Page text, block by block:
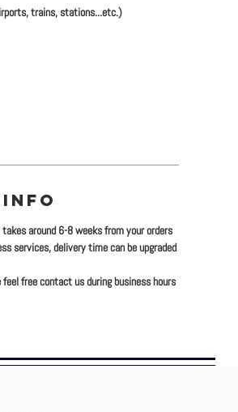
trains, stations...etc.)
around 6-8 weeks from your orders
services, delivery time can be upgraded
free contact us during business hours